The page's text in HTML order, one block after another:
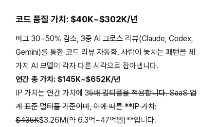
코드 품질 가치: $40K~$302K/년
버그 30~50% 감소, 3중 AI 크로스 리뷰(Claude, Codex,
Gemini)를 통한 코드 리뷰 자동화. 사람이 놓치는 패턴을 세
가지 AI 모델이 각자 다른 시각으로 잡아냅니다.
연간 총 가치: $145K~$652K/년
IP 가치는 연간 가치에 35배 멀티플을 적용합니다. SaaS 업
계 표준 멀티플 기준이며, 이에 따른 **IP 가치:
$435K$3.26M(약 6.3억~47억원)**입니다.